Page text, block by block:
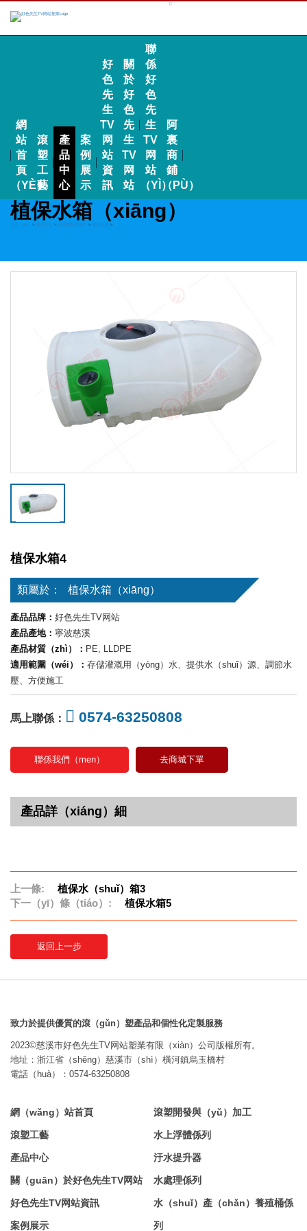
網
站
首
頁
（YÈ）
滾
塑
工
藝
產
品
中
心
案
例
展
示
好
色
先
生
TV
网
站
資
訊
關
於
好
色
先
生
TV
网
站
聯
係
好
色
先
生
TV
网
站
（YÌ）
阿
裏
商
鋪
（PÙ）
植保水箱（xiāng）
首頁（yè） > 產品中心 > 滾塑開發與加工 > 植保水箱 >
植保水箱4
類屬於： 植保水箱（xiāng）
產品品牌： 好色先生TV网站
產品產地： 寧波慈溪
產品材質（zhì）： PE, LLDPE
適用範圍（wéi）： 存儲灌溉用（yòng）水、提供水（shuǐ）源、調節水
壓、方便施工
馬上聯係： 0574-63250808
聯係我們（men） 去商城下單
產品詳（xiáng）細
上一條:
植保水（shuǐ）箱3
下一（yī）條（tiáo）:
植保水箱5
返回上一步
致力於提供優質的滾（gǔn）塑產品和個性化定製服務
2023©慈溪市好色先生TV网站塑業有限（xiàn）公司版權所有。
地址：浙江省（shěng）慈溪市（shì）橫河鎮烏玉橋村
電話（huà）：0574-63250808
網（wǎng）站首頁
滾塑工藝
產品中心
關（guān）於好色先生TV网站
好色先生TV网站資訊
案例展示
滾塑開發與（yǔ）加工
水上浮體係列
汙水提升器
水處理係列
水（shuǐ）產（chǎn）養殖桶係
列